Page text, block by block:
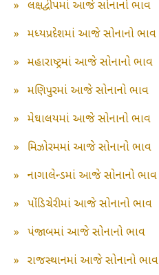
»
લક્ષદ્વીપમાં આજે સોનાનો ભાવ
»
મધ્યપ્રદેશમાં આજે સોનાનો ભાવ
»
મહારાષ્ટ્રમાં આજે સોનાનો ભાવ
»
મણિપુરમાં આજે સોનાનો ભાવ
»
મેઘાલયમાં આજે સોનાનો ભાવ
»
મિઝોરમમાં આજે સોનાનો ભાવ
»
નાગાલેન્ડમાં આજે સોનાનો ભાવ
»
પોંડિચેરીમાં આજે સોનાનો ભાવ
»
પંજાબમાં આજે સોનાનો ભાવ
»
રાજસ્થાનમાં આજે સોનાનો ભાવ